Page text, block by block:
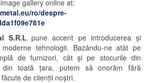
gallery online at:
ro/despre-
S.R.L pune accent pe introducerea şi
tehnologii. Bazându-ne atât pe
de furnizori, cât şi pe stocurile din
din toată ţara, putem să onorăm fără
de clienţii noştri.